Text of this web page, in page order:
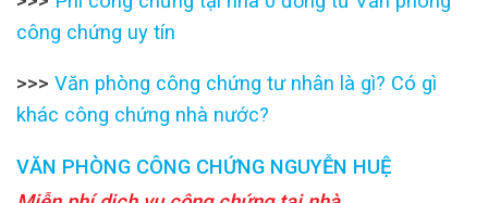
công chứng uy tín
>>> Văn phòng công chứng tư nhân là gì? Có gì
khác công chứng nhà nước?
VĂN PHÒNG CÔNG CHỨNG NGUYỄN HUỆ